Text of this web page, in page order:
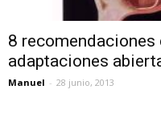
8 recomendaciones
adaptaciones
Manuel - 28 junio, 2013